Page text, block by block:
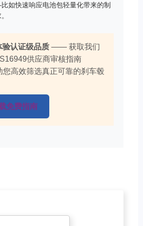
如快速响应电池包轻量化带来的制
验认证级品质 —— 获取我们
供应商审核指南
您高效筛选真正可靠的刹车毂
免费指南